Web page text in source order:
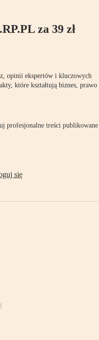
za 39 zł
opinii ekspertów i kluczowych
które kształtują biznes, prawo
profesjonalne treści publikowane
się